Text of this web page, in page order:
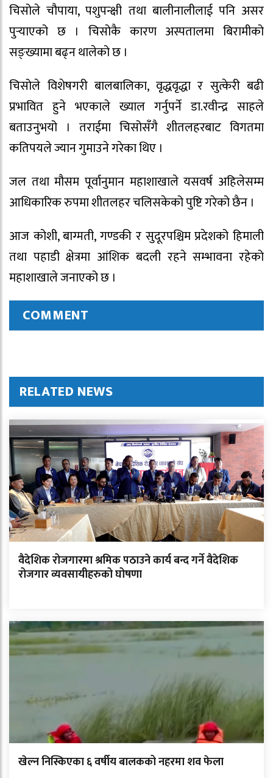
चिसोले चौपाया, पशुपन्क्षी तथा बालीनालीलाई पनि असर
पुर्‍याएको छ । चिसोकै कारण अस्पतालमा बिरामीको
सङ्ख्यामा बढ्न थालेको छ ।
चिसोले विशेषगरी बालबालिका, वृद्धवृद्धा र सुत्केरी बढी
प्रभावित हुने भएकाले ख्याल गर्नुपर्ने डा.रवीन्द्र साहले
बताउनुभयो । तराईमा चिसोसँगै शीतलहरबाट विगतमा
कतिपयले ज्यान गुमाउने गरेका थिए ।
जल तथा मौसम पूर्वानुमान महाशाखाले यसवर्ष अहिलेसम्म
आधिकारिक रुपमा शीतलहर चलिसकेको पुष्टि गरेको छैन ।
आज कोशी, बाग्मती, गण्डकी र सुदूरपश्चिम प्रदेशको हिमाली
तथा पहाडी क्षेत्रमा आंशिक बदली रहने सम्भावना रहेको
महाशाखाले जनाएको छ ।
COMMENT
RELATED NEWS
वैदेशिक रोजगारमा श्रमिक पठाउने कार्य बन्द गर्ने वैदेशिक
रोजगार व्यवसायीहरुको घोषणा
खेल्न निस्किएका ६ वर्षीय बालकको नहरमा शव फेला